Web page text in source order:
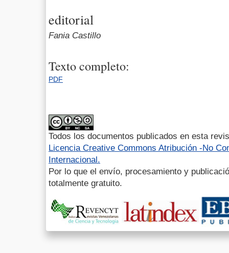
editorial
Fania Castillo
Texto completo:
PDF
Todos los documentos publicados en esta
Licencia Creative Commons Atribución -No
Internacional.
Por lo que el envío, procesamiento y
totalmente gratuito.